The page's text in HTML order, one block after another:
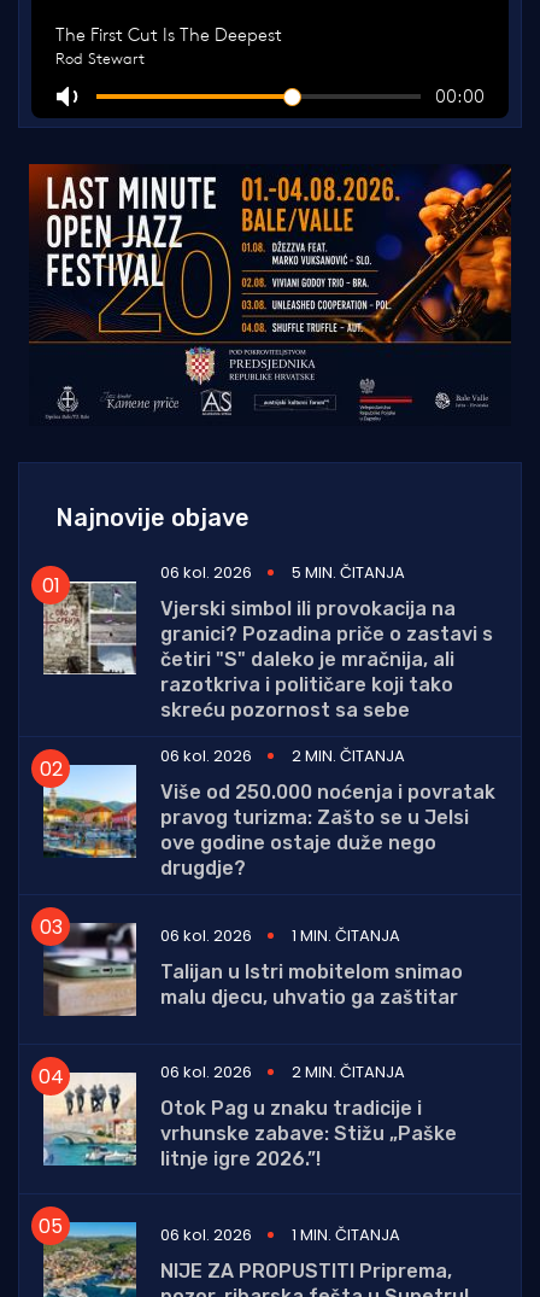
Najnovije objave
06 kol. 2026
5 MIN. ČITANJA
Vjerski simbol ili provokacija na
granici? Pozadina priče o zastavi s
četiri "S" daleko je mračnija, ali
razotkriva i političare koji tako
skreću pozornost sa sebe
06 kol. 2026
2 MIN. ČITANJA
Više od 250.000 noćenja i povratak
pravog turizma: Zašto se u Jelsi
ove godine ostaje duže nego
drugdje?
06 kol. 2026
1 MIN. ČITANJA
Talijan u Istri mobitelom snimao
malu djecu, uhvatio ga zaštitar
06 kol. 2026
2 MIN. ČITANJA
Otok Pag u znaku tradicije i
vrhunske zabave: Stižu „Paške
litnje igre 2026.”!
06 kol. 2026
1 MIN. ČITANJA
NIJE ZA PROPUSTITI Priprema,